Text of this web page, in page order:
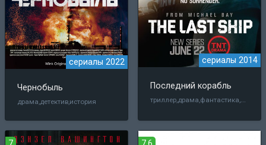
сериалы 2022
Чернобыль
драма,детектив,история
сериалы 2014
Последний корабль
триллер,драма,фантастика,боевик,военный